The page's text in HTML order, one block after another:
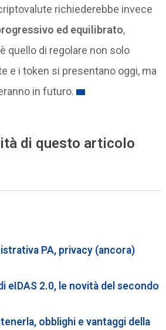
richiederebbe invece
ed equilibrato,
quello di regolare non solo
e i token si presentano oggi, ma
in futuro.
di questo articolo
PA, privacy (ancora)
eIDAS 2.0, le novità del secondo
obblighi e vantaggi della